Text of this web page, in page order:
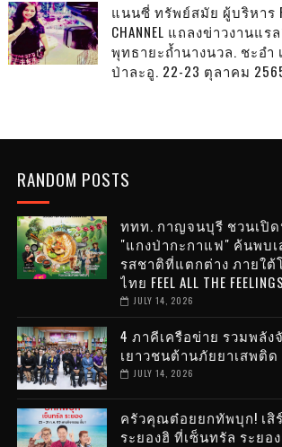
แนนซี่ ทรัพย์สมัย ผู้บริหาร
CHANNEL แถลงข่าวงานแ
พุทธายะถ้ำนางนวล. ชะอำ
ป่าละอู. 22-23 ตุลาคม
RANDOM POSTS
ททท. กาญจนบุรี ชวนเปิ
"แกงป่ากะกาแฟ" ค้นพบ
รสชาติที่แตกต่าง ภายใต้
ไทย FEEL ALL THE
JULY 14, 2026
4 ภาคีเครือข่าย รวมพลัง
เยาวชนต้านภัยยาเสพติด
JULY 14, 2026
ครัวคุณต๋อยยกทัพบุก! เสิ
ระยองฮิ ที่เซ็นทรัล ระยอง